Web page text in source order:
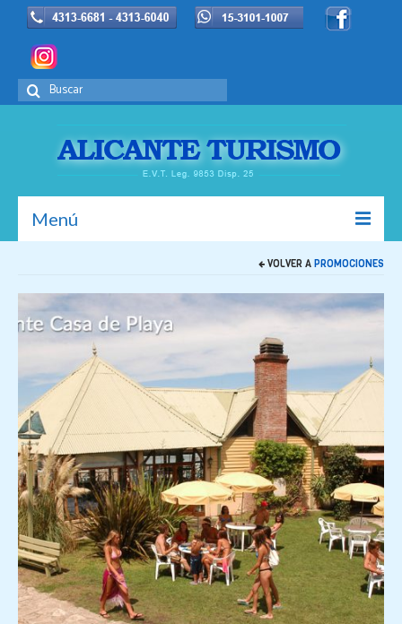
Buscar
por:
Menú
La Empresa
Europa
Promociones
Resort de Playa
Destinos
Viajes Exclusivos
Hoteles
Aereos
Reserva On Line
VOLVER A PROMOCIONES